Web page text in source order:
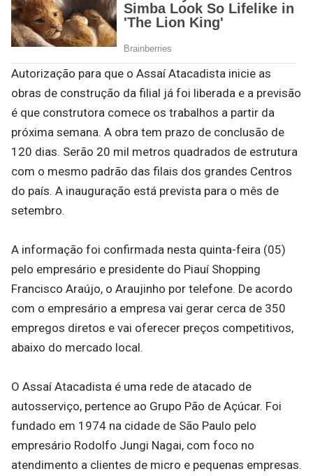
Autorização para que o Assaí Atacadista inicie as
obras de construção da filial já foi liberada e a previsão
é que construtora comece os trabalhos a partir da
próxima semana. A obra tem prazo de conclusão de
120 dias. Serão 20 mil metros quadrados de estrutura
com o mesmo padrão das filais dos grandes Centros
do país. A inauguração está prevista para o mês de
setembro.
A informação foi confirmada nesta quinta-feira (05)
pelo empresário e presidente do Piauí Shopping
Francisco Araújo, o Araujinho por telefone. De acordo
com o empresário a empresa vai gerar cerca de 350
empregos diretos e vai oferecer preços competitivos,
abaixo do mercado local.
O Assaí Atacadista é uma rede de atacado de
autosserviço, pertence ao Grupo Pão de Açúcar. Foi
fundado em 1974 na cidade de São Paulo pelo
empresário Rodolfo Jungi Nagai, com foco no
atendimento a clientes de micro e pequenas empresas.